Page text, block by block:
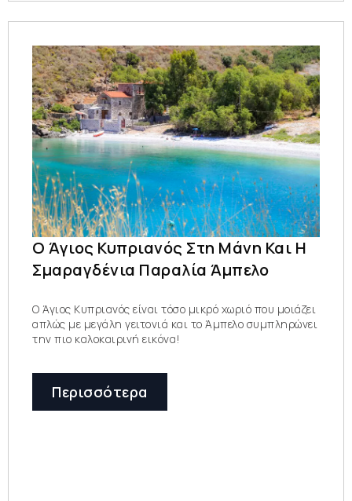
Ο Άγιος Κυπριανός Στη Μάνη Και Η
Σμαραγδένια Παραλία Άμπελο
Ο Άγιος Κυπριανός είναι τόσο μικρό χωριό που μοιάζει
απλώς με μεγάλη γειτονιά και το Άμπελο συμπληρώνει
την πιο καλοκαιρινή εικόνα!
Περισσότερα